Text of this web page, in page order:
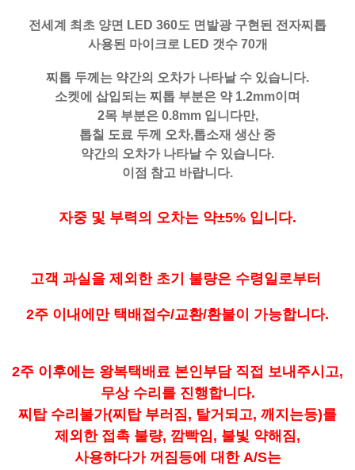
전세계 최초 양면 LED 360도 면발광 구현된 전자찌톱
사용된 마이크로 LED 갯수 70개
찌톱 두께는 약간의 오차가 나타날 수 있습니다.
소켓에 삽입되는 찌톱 부분은 약 1.2mm이며
2목 부분은 0.8mm 입니다만,
톱칠 도료 두께 오차,톱소재 생산 중
약간의 오차가 나타날 수 있습니다.
이점 참고 바랍니다.
자중 및 부력의 오차는 약±5% 입니다.
고객 과실을 제외한 초기 불량은 수령일로부터
2주 이내에만 택배접수/교환/환불이 가능합니다.
2주 이후에는 왕복택배료 본인부담 직접 보내주시고,
무상 수리를 진행합니다.
찌탑 수리불가(찌탑 부러짐, 탈거되고, 깨지는등)를
제외한 접촉 불량, 깜빡임, 불빛 약해짐,
사용하다가 꺼짐등에 대한 A/S는